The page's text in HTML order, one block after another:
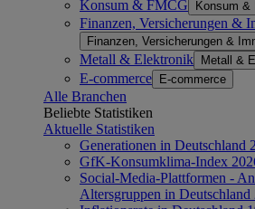
Konsum & FMCG Konsum &
Finanzen, Versicherungen &
Finanzen, Versicherungen &
Metall & Elektronik Metall &
E-commerce E-commerce
Alle Branchen
Beliebte Statistiken
Aktuelle Statistiken
Generationen in Deutschland
GfK-Konsumklima-Index
Social-Media-Plattformen -
Altersgruppen in Deutschland